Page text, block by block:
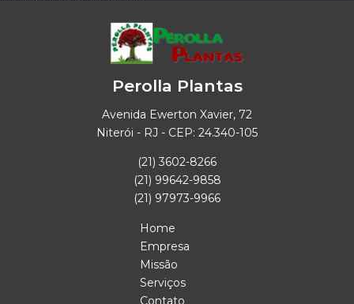
Perolla Plantas
Avenida Ewerton Xavier, 72
Niterói - RJ - CEP: 24.340-105
(21) 3602-8266
(21) 99642-9858
(21) 97973-9966
Home
Empresa
Missão
Serviços
Contato